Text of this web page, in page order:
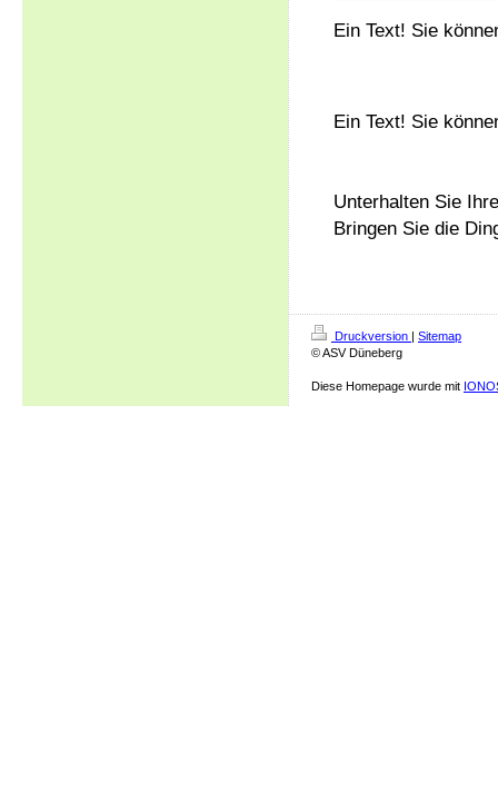
Ein Text! Sie
Ein Text! Sie
Unterhalten Sie
Bringen Sie die
Druckversion | Sitemap
© ASV Düneberg
Diese Homepage wurde mit